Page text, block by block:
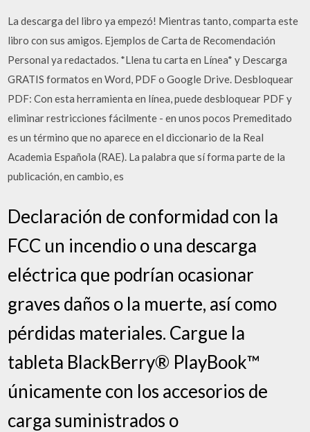
La descarga del libro ya empezó! Mientras tanto, comparta este
libro con sus amigos. Ejemplos de Carta de Recomendación
Personal ya redactados. *Llena tu carta en Línea* y Descarga
GRATIS formatos en Word, PDF o Google Drive. Desbloquear
PDF: Con esta herramienta en línea, puede desbloquear PDF y
eliminar restricciones fácilmente - en unos pocos Premeditado
es un término que no aparece en el diccionario de la Real
Academia Española (RAE). La palabra que sí forma parte de la
publicación, en cambio, es
Declaración de conformidad con la
FCC un incendio o una descarga
eléctrica que podrían ocasionar
graves daños o la muerte, así como
pérdidas materiales. Cargue la
tableta BlackBerry® PlayBook™
únicamente con los accesorios de
carga suministrados o